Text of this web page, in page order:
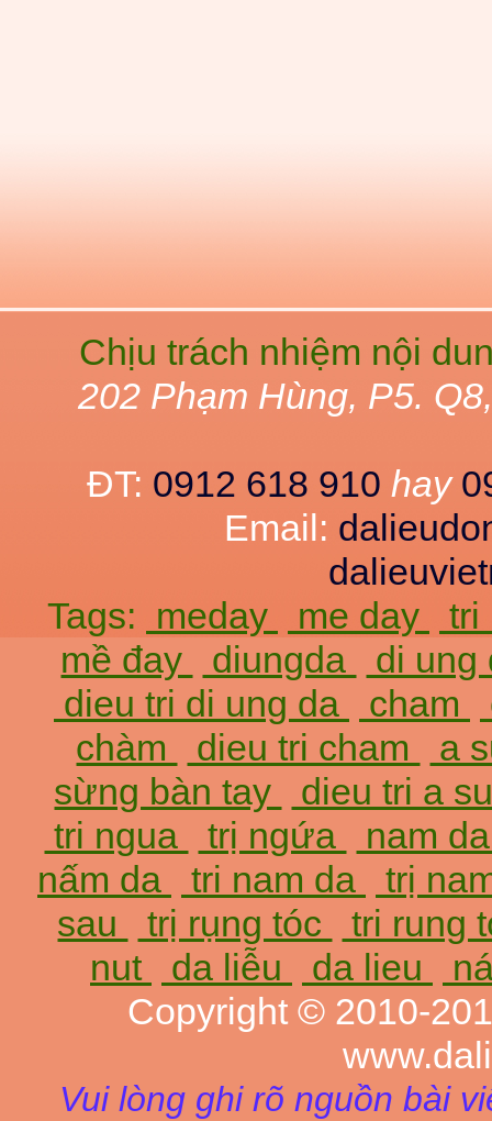
Chịu trách nhiệm nội
202 Phạm Hùng, P5.
ĐT: 0912 618 910 hay
Email:
Tags: meday me day
tri
mề đay
diungda
di
dieu tri di ung da
cham
chàm
dieu tri cham
a
sừng bàn tay
dieu tri a
tri ngua
trị ngứa
nam
nấm da
tri nam da
trị
sau
trị rụng tóc
tri rung
nut
da liễu da lieu
Copyright © 2010-
Vui lòng ghi rõ nguồn bài